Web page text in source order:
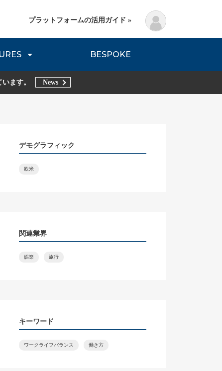
REPORT TRIBE REPORTS
Method
BESPOKE
プラットフォームの活用ガイド »
ます。 News
デモグラフィック
欧米
関連業界
娯楽 旅行
キーワード
ワークライフバランス 働き方